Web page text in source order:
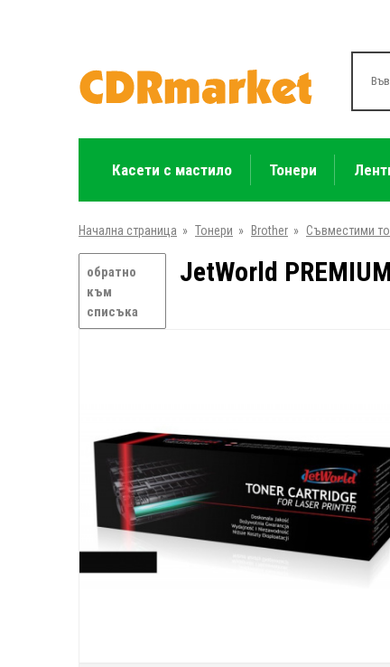
Касети с мастило Тонери
Начална страница » Тонери » Brother » Съвместими
обратно
към
списъка
JetWorld